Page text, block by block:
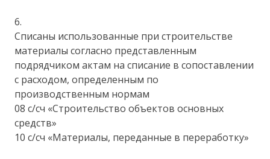
6.
Списаны использованные при строительстве
материалы согласно представленным
подрядчиком актам на списание в сопоставлении
с расходом, определенным по
производственным нормам
08 с/сч «Строительство объектов основных
средств»
10 с/сч «Материалы, переданные в переработку»